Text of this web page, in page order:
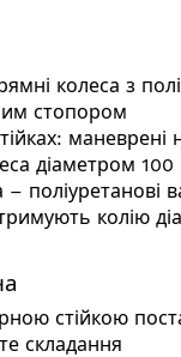
колеса з
стопором
маневрені
діаметром
поліуретанові
колію
стійкою
складання